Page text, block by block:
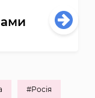
#Росія